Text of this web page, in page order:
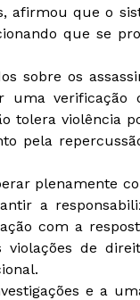
afirmou que o
que se
sobre os
verificação
tolera violência
pela
plenamente
a
com a
de
e a